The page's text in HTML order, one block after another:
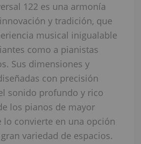
122 es una armonía
y tradición, que
musical inigualable
como a pianistas
Sus dimensiones y
con precisión
sonido profundo y rico
los pianos de mayor
lo convierte en una opción
variedad de espacios.